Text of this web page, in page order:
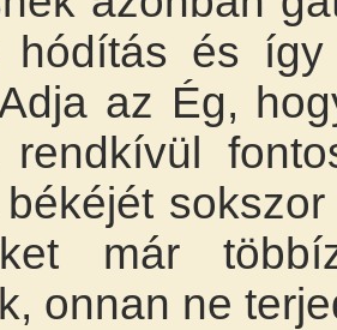
hódítás és
az Ég,
már
onnan ne